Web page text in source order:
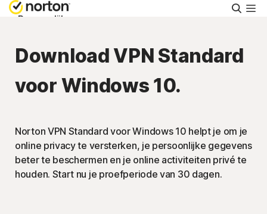
Persoonlijk
Small Business
Ondersteuning
Gratis proberen
België
Download VPN Standard
voor Windows 10.
Norton VPN Standard voor Windows 10 helpt je om je
online privacy te versterken, je persoonlijke gegevens
beter te beschermen en je online activiteiten privé te
houden. Start nu je proefperiode van 30 dagen.